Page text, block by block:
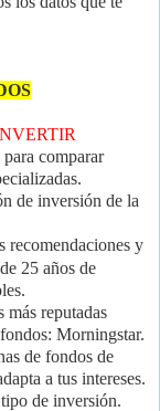
comparar
de inversión de la
recomendaciones y
25 años de
más reputadas
Morningstar.
de fondos de
a tus intereses.
de inversión.